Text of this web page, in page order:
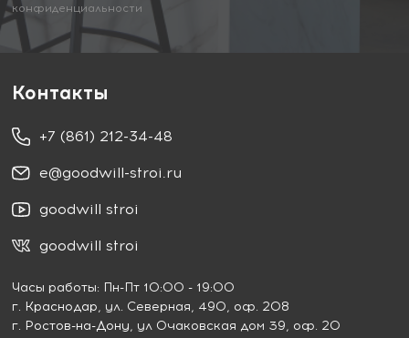
конфиденциальности
Контакты
+7 (861) 212-34-48
e@goodwill-stroi.ru
goodwill stroi
goodwill stroi
Часы работы: Пн-Пт 10:00 - 19:00
г. Краснодар, ул. Северная, 490, оф. 208
г. Ростов-на-Дону, ул Очаковская дом 39, оф. 20